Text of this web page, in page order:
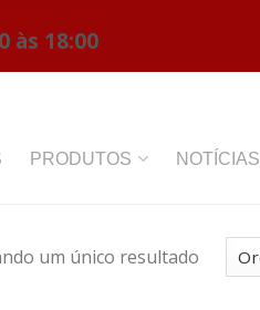
às 18:00
PRODUTOS NOTÍCIAS
um único resultado